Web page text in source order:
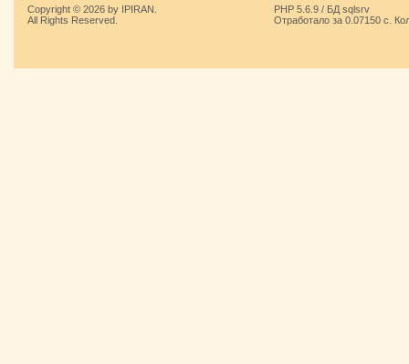
Copyright © 2026 by IPIRAN.
All Rights Reserved.
PHP 5.6.9 / БД sqlsrv
Отработало за 0.07150 с.